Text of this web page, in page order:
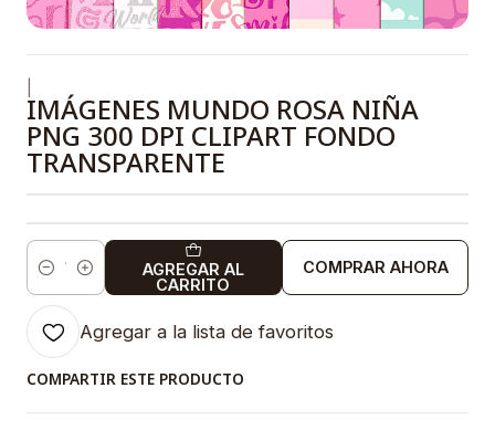
IMÁGENES MUNDO ROSA NIÑA
PNG 300 DPI CLIPART FONDO
TRANSPARENTE
Cantidad
AGREGAR AL
CARRITO
COMPRAR AHORA
Agregar a la lista de favoritos
COMPARTIR ESTE PRODUCTO